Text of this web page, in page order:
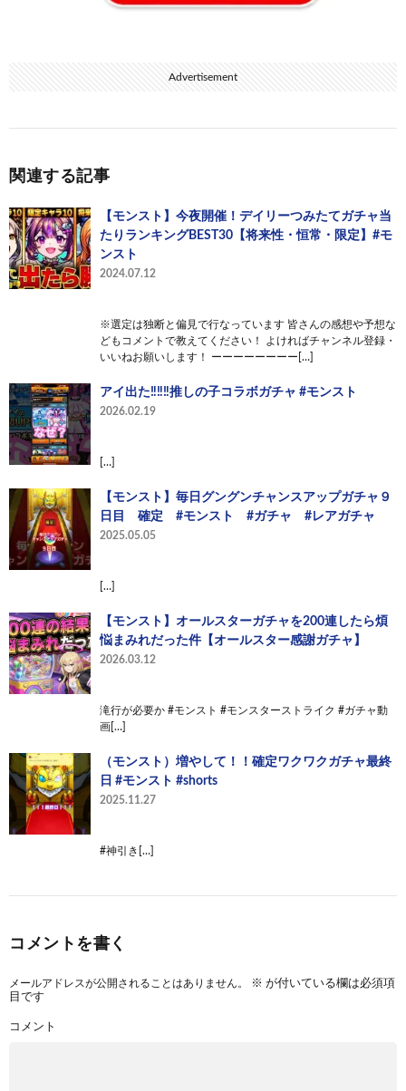
Advertisement
関連する記事
【モンスト】今夜開催！デイリーつみたてガチャ当
たりランキングBEST30【将来性・恒常・限定】#モ
ンスト
2024.07.12
※選定は独断と偏見で行なっています 皆さんの感想や予想な
どもコメントで教えてください！ よければチャンネル登録・
いいねお願いします！ ーーーーーーーー[…]
アイ出た‼️‼️‼️推しの子コラボガチャ #モンスト
2026.02.19
[…]
【モンスト】毎日グングンチャンスアップガチャ９
日目 確定 #モンスト #ガチャ #レアガチャ
2025.05.05
[…]
【モンスト】オールスターガチャを200連したら煩
悩まみれだった件【オールスター感謝ガチャ】
2026.03.12
滝行が必要か #モンスト #モンスターストライク #ガチャ動
画[…]
（モンスト）増やして！！確定ワクワクガチャ最終
日 #モンスト #shorts
2025.11.27
#神引き[…]
コメントを書く
メールアドレスが公開されることはありません。 ※ が付いている欄は必須項
目です
コメント